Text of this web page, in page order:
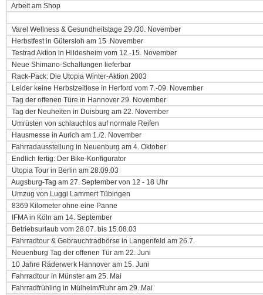
Arbeit am Shop
Varel Wellness & Gesundheitstage 29./30. November
Herbstfest in Gütersloh am 15 .November
Testrad Aktion in Hildesheim vom 12.-15. November
Neue Shimano-Schaltungen lieferbar
Rack-Pack: Die Utopia Winter-Aktion 2003
Leider keine Herbstzeitlose in Herford vom 7.-09. November
Tag der offenen Türe in Hannover 29. November
Tag der Neuheiten in Duisburg am 22. November
Umrüsten von schlauchlos auf normale Reifen
Hausmesse in Aurich am 1./2. November
Fahrradausstellung in Neuenburg am 4. Oktober
Endlich fertig: Der Bike-Konfigurator
Utopia Tour in Berlin am 28.09.03
Augsburg-Tag am 27. September von 12 - 18 Uhr
Umzug von Luggi Lammert Tübingen
8369 Kilometer ohne eine Panne
IFMA in Köln am 14. September
Betriebsurlaub vom 28.07. bis 15.08.03
Fahrradtour & Gebrauchtradbörse in Langenfeld am 26.7.
Neuenburg Tag der offenen Tür am 22. Juni
10 Jahre Räderwerk Hannover am 15. Juni
Fahrradtour in Münster am 25. Mai
Fahrradfrühling in Mülheim/Ruhr am 29. Mai